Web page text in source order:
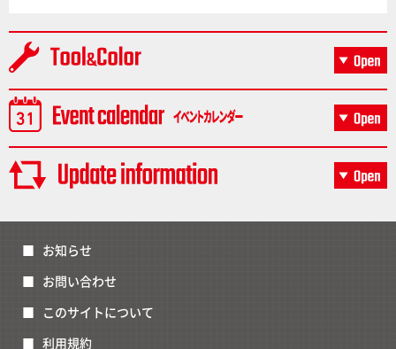
お知らせ
お問い合わせ
このサイトについて
利用規約